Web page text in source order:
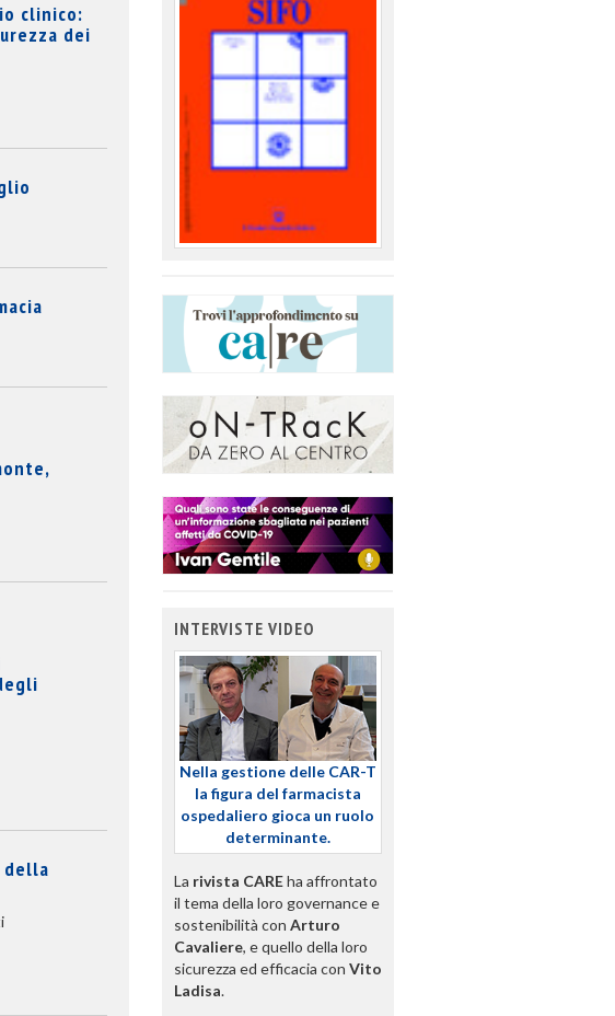
clinico:
dei
della
INTERVISTE VIDEO
Nella gestione delle CAR-T
la figura del farmacista
ospedaliero gioca un ruolo
determinante.
La rivista CAREha affrontato
il tema della loro governance e
sostenibilità con Arturo
Cavaliere, e quello della loro
sicurezza ed efficacia con Vito
Ladisa.